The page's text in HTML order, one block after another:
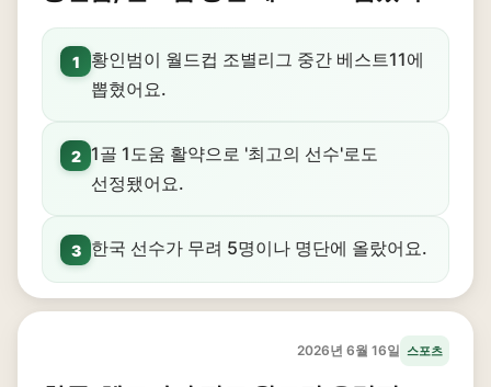
1
황인범이 월드컵 조별리그 중간 베스트11에
뽑혔어요.
2 1골 1도움 활약으로 '최고의 선수'로도
선정됐어요.
3 한국 선수가 무려 5명이나 명단에 올랐어요.
2026년 6월 16일 스포츠